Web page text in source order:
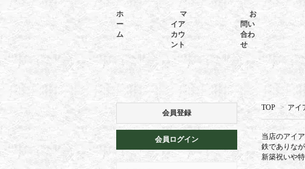
ホ
ー
ム
マ
イア
カウ
ント
お
問い
合わ
せ
TOP > アイ
当店のアイ
鉄でありな
新築祝いや
会員登録
会員ログイン